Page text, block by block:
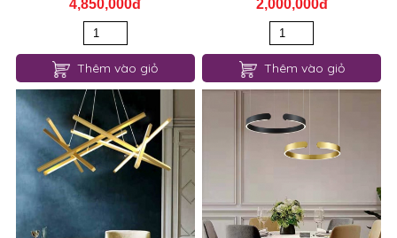
4,850,000đ
Thêm vào giỏ
2,000,000đ
Thêm vào giỏ